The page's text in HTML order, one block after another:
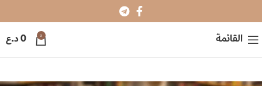
القائمة 0
0د.ع